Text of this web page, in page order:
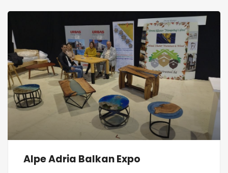
Alpe Adria Balkan Expo